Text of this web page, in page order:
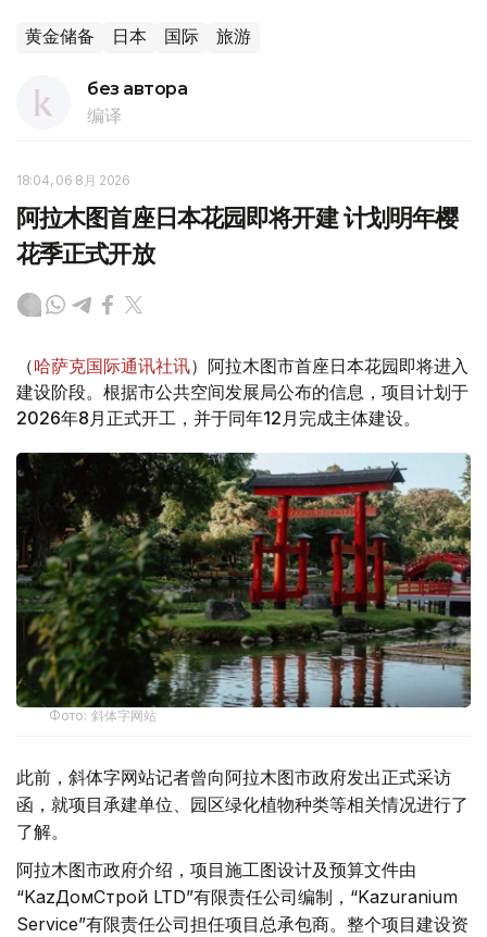
黄金储备 日本 国际 旅游
без автора
编译
18:04, 06 8月 2026
阿拉木图首座日本花园即将开建 计划明年樱
花季正式开放
（哈萨克国际通讯社讯）阿拉木图市首座日本花园即将进入
建设阶段。根据市公共空间发展局公布的信息，项目计划于
2026年8月正式开工，并于同年12月完成主体建设。
Фото: 斜体字网站
此前，斜体字网站记者曾向阿拉木图市政府发出正式采访
函，就项目承建单位、园区绿化植物种类等相关情况进行了
了解。
阿拉木图市政府介绍，项目施工图设计及预算文件由
“KazДомСтрой LTD”有限责任公司编制，“Kazuranium
Service”有限责任公司担任项目总承包商。整个项目建设资